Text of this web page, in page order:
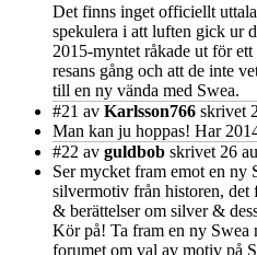
Det finns inget officiellt
spekulera i att luften gick ur
2015-myntet råkade ut för
resans gång och att de inte
till en ny vända med Swea.
#21 av Karlsson766 skrivet
Man kan ju hoppas! Har
#22 av guldbob skrivet 26
Ser mycket fram emot en ny
silvermotiv från historen, det
& berättelser om silver &
Kör på! Ta fram en ny Swea
forumet om val av motiv på